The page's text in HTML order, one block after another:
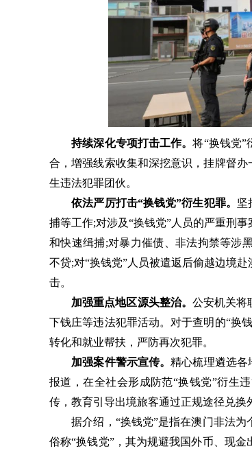
持续深化专项打击工作。将“换钱党”
合，增强线索收集和深挖意识，挂牌督
生违法犯罪团伙。
依法严厉打击“换钱党”衍生犯罪。 坚
捕等工作;对涉及“换钱党”人员的严重刑
和快速缉捕;对暴力催债、非法拘禁等涉
不贷;对“换钱党”人员被遣返后偷越边境
击。
加强重点地区源头整治。 公安机关将
下钱庄等违法犯罪活动。对于查明的“换
转化和就业帮扶，严防再次犯罪。
加强案件警示宣传。精心梳理遴选各
报道，在全社会形成防范“换钱党”衍生
传，教育引导出境旅客通过正规途径兑换
据介绍，“换钱党”是指在澳门非法为
俗称“换钱党”，其为规避我国外币、现